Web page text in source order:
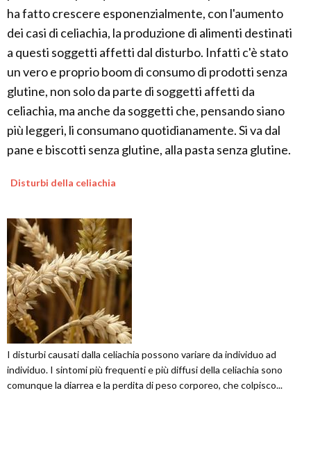
ha fatto crescere esponenzialmente, con l'aumento
dei casi di celiachia, la produzione di alimenti destinati
a questi soggetti affetti dal disturbo. Infatti c'è stato
un vero e proprio boom di consumo di prodotti senza
glutine, non solo da parte di soggetti affetti da
celiachia, ma anche da soggetti che, pensando siano
più leggeri, li consumano quotidianamente. Si va dal
pane e biscotti senza glutine, alla pasta senza glutine.
Disturbi della celiachia
I disturbi causati dalla celiachia possono variare da individuo ad
individuo. I sintomi più frequenti e più diffusi della celiachia sono
comunque la diarrea e la perdita di peso corporeo, che colpisco...